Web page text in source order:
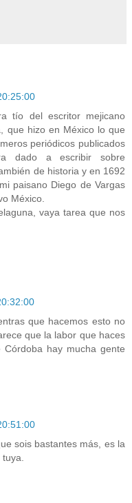
tío del escritor mejicano
que hizo en México lo que
periódicos publicados
dado a escribir sobre
de historia y en 1692
paisano Diego de Vargas
México.
vaya tarea que nos
que hacemos esto no
que la labor que haces
hay mucha gente
sois bastantes más, es la